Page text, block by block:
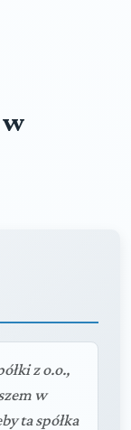
z o.o.,
w
ta spółka